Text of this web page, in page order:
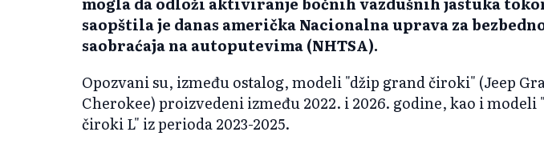
saopštila je danas američka Nacionalna uprava za
saobraćaja na autoputevima (NHTSA).
Opozvani su, između ostalog, modeli "džip grand čiroki" (Jeep
Cherokee) proizvedeni između 2022. i 2026. godine, kao i modeli
čiroki L" iz perioda 2023-2025.